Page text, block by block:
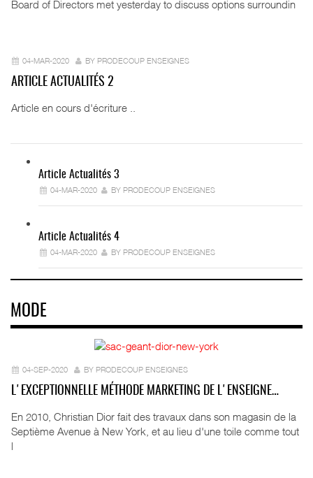
Board of Directors met yesterday to discuss options surroundin
04-MAR-2020 BY PRODECOUP ENSEIGNES
ARTICLE ACTUALITÉS 2
Article en cours d'écriture ..
Article Actualités 3
04-MAR-2020 BY PRODECOUP ENSEIGNES
Article Actualités 4
04-MAR-2020 BY PRODECOUP ENSEIGNES
MODE
04-SEP-2020 BY PRODECOUP ENSEIGNES
L'EXCEPTIONNELLE MÉTHODE MARKETING DE L'ENSEIGNE…
En 2010, Christian Dior fait des travaux dans son magasin de la
Septième Avenue à New York, et au lieu d'une toile comme tout
l